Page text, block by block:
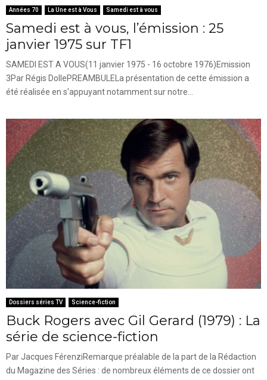
Années 70 La Une est à Vous Samedi est à vous
Samedi est à vous, l’émission : 25
janvier 1975 sur TF1
SAMEDI EST A VOUS(11 janvier 1975 - 16 octobre 1976)Emission
3Par Régis DollePREAMBULELa présentation de cette émission a
été réalisée en s'appuyant notamment sur notre...
Dossiers séries TV Science-fiction
Buck Rogers avec Gil Gerard (1979) : La
série de science-fiction
Par Jacques FérenziRemarque préalable de la part de la Rédaction
du Magazine des Séries : de nombreux éléments de ce dossier ont